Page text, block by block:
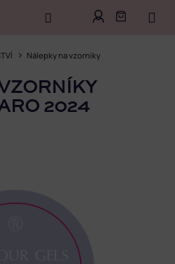
Nálepky na vzorníky
2024